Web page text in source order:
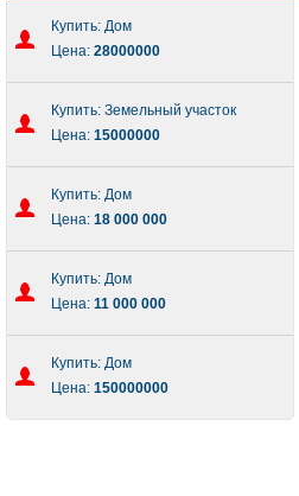
Купить: Дом
Цена: 28000000
Купить: Земельный участок
Цена: 15000000
Купить: Дом
Цена: 18 000 000
Купить: Дом
Цена: 11 000 000
Купить: Дом
Цена: 150000000